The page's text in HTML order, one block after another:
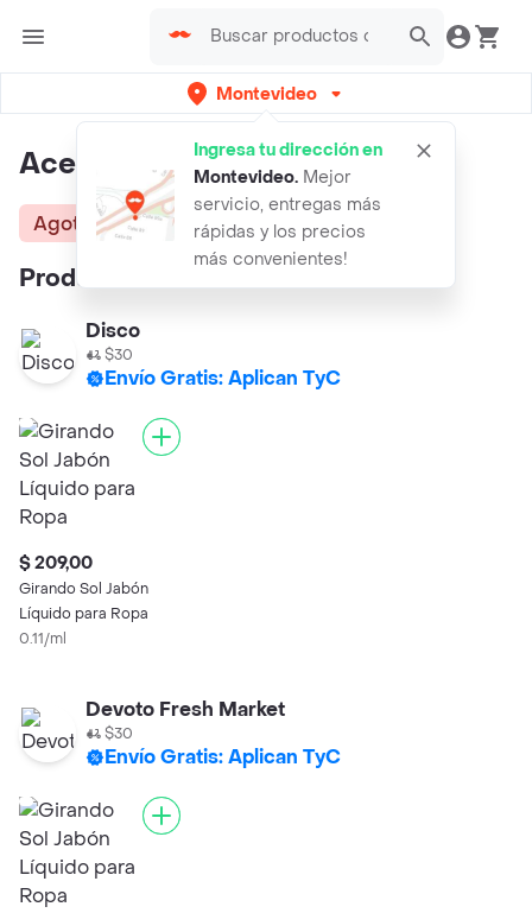
Montevideo
Ingresa tu dirección en
Montevideo. Mejor
servicio, entregas más
rápidas y los precios
más convenientes!
Ace detergente líquido
Agotado
Productos similares:
Disco
$30
Envío Gratis: Aplican TyC
$ 209,00
Girando Sol Jabón
Líquido para Ropa
0.11/ml
Devoto Fresh Market
$30
Envío Gratis: Aplican TyC